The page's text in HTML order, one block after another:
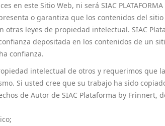
este Sitio Web, ni será SIAC
o garantiza que los contenidos del
leyes de propiedad intelectual. SIAC
depositada en los contenidos de un
confianza.
intelectual de otros y requerimos que
Si usted cree que su trabajo ha sido
de Autor de SIAC Plataforma by